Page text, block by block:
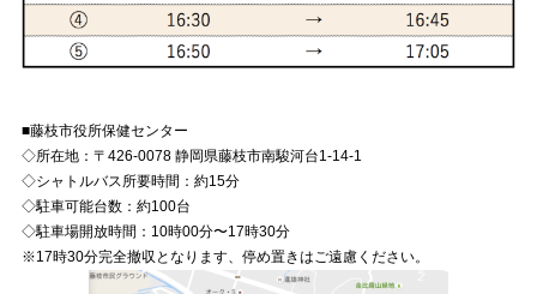
■藤枝市役所保健センター
◇所在地：〒426-0078 静岡県藤枝市南駿河台1-14-1
◇シャトルバス所要時間：約15分
◇駐車可能台数：約100台
◇駐車場開放時間：10時00分〜17時30分
※17時30分完全撤収となります、停め置きはご遠慮ください。